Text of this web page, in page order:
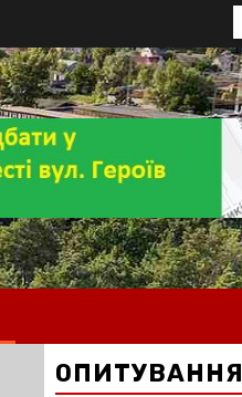
ОПИТУВАННЯ